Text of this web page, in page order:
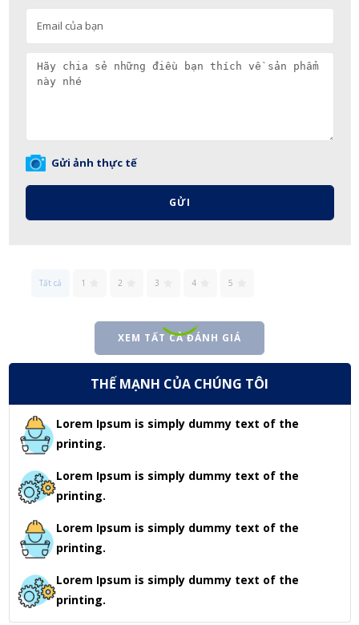
Gửi ảnh thực tế
GỬI
Tất cả 1 2 3 4 5
XEM TẤT CẢ ĐÁNH GIÁ
THẾ MẠNH CỦA CHÚNG TÔI
Lorem Ipsum is simply dummy text of the
printing.
Lorem Ipsum is simply dummy text of the
printing.
Lorem Ipsum is simply dummy text of the
printing.
Lorem Ipsum is simply dummy text of the
printing.